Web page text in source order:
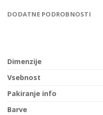
DODATNE PODROBNOSTI
Dimenzije
Vsebnost
Pakiranje info
Barve